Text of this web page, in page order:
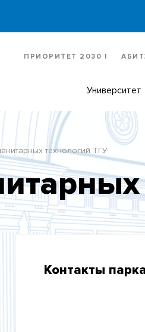
ПРИОРИТЕТ 2030 |
Университет
технологий ТГУ
Контакты